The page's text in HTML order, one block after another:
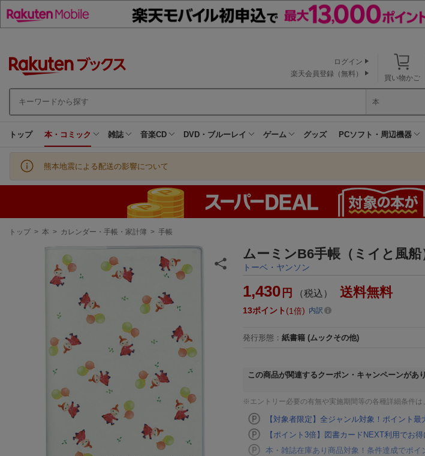
買い物かご
ログイン
楽天会員登録（無料）
本
トップ 本・コミック 雑誌 音楽CD DVD・ブルーレイ ゲーム グッズ PCソフト・周辺機器
熊本地震による配送の影響について
現
トップ > 本 > カレンダー・手帳・家計簿 > 手帳
ムーミンB6手帳（ミイと風
トーベ・ヤンソン
1,430 円 （税込） 送料無料
13ポイント 1倍 内訳
発行形態 ： 紙書籍 (ムックその他)
この商品が関連するクーポン・キャンペーンがあ
※エントリー必要の有無や実施期間等の各種詳細条件は
【対象者限定】全ジャンル対象！ポイント
【ポイント3倍】図書カードNEXT利用でお
本・雑誌在庫あり商品対象！条件達成でポイ